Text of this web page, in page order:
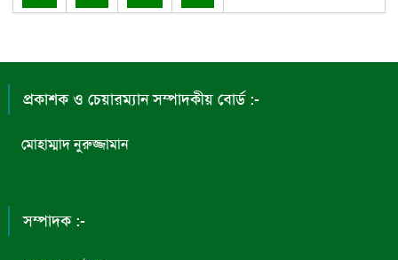
প্রকাশক ও চেয়ারম্যান সম্পাদকীয় বোর্ড :-
মোহাম্মাদ নুরুজ্জামান
সম্পাদক :-